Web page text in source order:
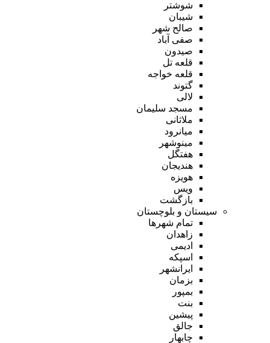
شوشتر
شیبان
صالح شهر
صفی آباد
صیدون
قلعه تل
قلعه خواجه
گتوند
لالی
مسجد سلیمان
ملاثانی
میانرود
مینوشهر
هفتگل
هندیجان
هویزه
ویس
بازگشت
سیستان و بلوچستان
تمام شهر‌ها
زاهدان
ادیمی
اسپکه
ایرانشهر
بزمان
بمپور
بنت
پیشین
جالق
چابهار